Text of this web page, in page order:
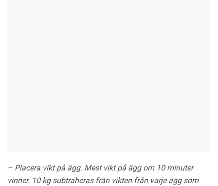
– Placera vikt på ägg. Mest vikt på ägg om 10 minuter
vinner. 10 kg subtraheras från vikten från varje ägg som